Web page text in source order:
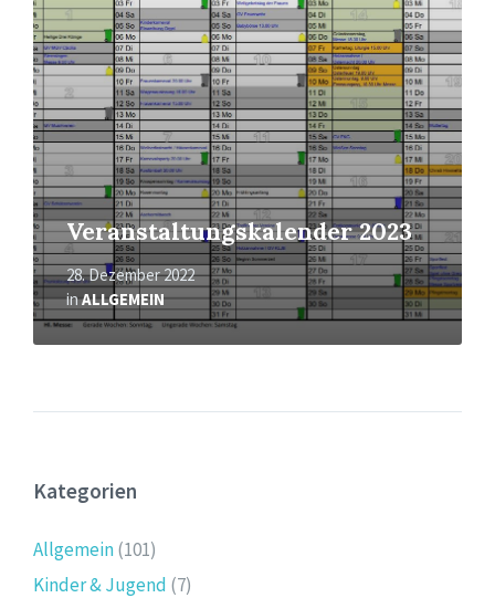
Veranstaltungskalender 2023
28. Dezember 2022
inALLGEMEIN
Kategorien
Allgemein(101)
Kinder & Jugend (7)